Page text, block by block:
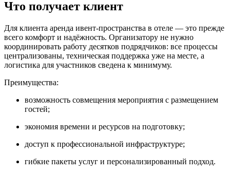
Что получает клиент
Для клиента аренда ивент-пространства в отеле — это прежде
всего комфорт и надёжность. Организатору не нужно
координировать работу десятков подрядчиков: все процессы
централизованы, техническая поддержка уже на месте, а
логистика для участников сведена к минимуму.
Преимущества:
возможность совмещения мероприятия с размещением
гостей;
экономия времени и ресурсов на подготовку;
доступ к профессиональной инфраструктуре;
гибкие пакеты услуг и персонализированный подход.